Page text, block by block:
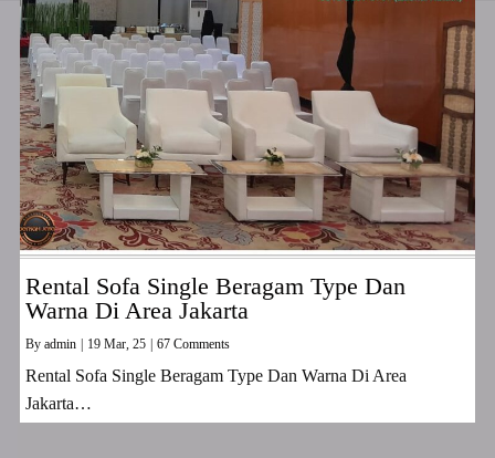
Rental Sofa Single Beragam Type Dan
Warna Di Area Jakarta
By admin 19 Mar, 25 67 Comments
Rental Sofa Single Beragam Type Dan Warna Di Area
Jakarta…